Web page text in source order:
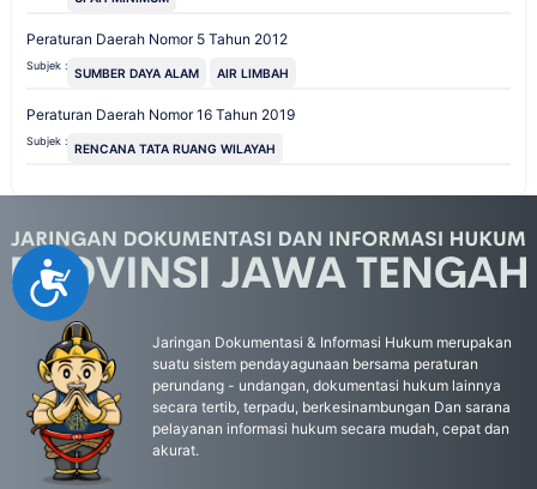
Accessibility
Peraturan Daerah Nomor 5 Tahun 2012
Subjek : SUMBER DAYA ALAM AIR LIMBAH
Peraturan Daerah Nomor 16 Tahun 2019
Subjek : RENCANA TATA RUANG WILAYAH
Jaringan Dokumentasi & Informasi Hukum merupakan
suatu sistem pendayagunaan bersama peraturan
perundang - undangan, dokumentasi hukum lainnya
secara tertib, terpadu, berkesinambungan Dan sarana
pelayanan informasi hukum secara mudah, cepat dan
akurat.